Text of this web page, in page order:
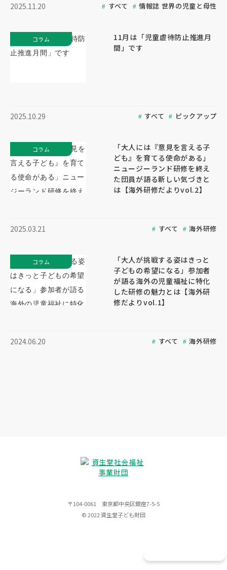
2025.11.20 すべて 情報誌 世界の児童と母性
11月は「児童虐待防止推進月
間」です
2025.10.29 すべて ピックアップ
コラム
「大人には『意見を言える子
ども』を育てる使命がある」
ニュージーランド研修を終え
た団員が語る新しい気づきと
は【海外研修だよりvol.2】
2025.03.21 すべて 海外研修
コラム
「大人が挑戦する姿はきっと
子どもの希望になる」参加者
が語る海外の児童福祉に特化
した研修の魅力とは【海外研
修だよりvol.1】
2024.06.20 すべて 海外研修
コラム
〒104-0061 東京都中央区銀座7-5-5
© 2022 資生堂子ども財団